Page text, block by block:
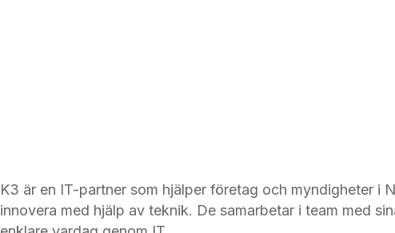
K3 är en IT-partner som hjälper företag och myndigheter i
innovera med hjälp av teknik. De samarbetar i team med